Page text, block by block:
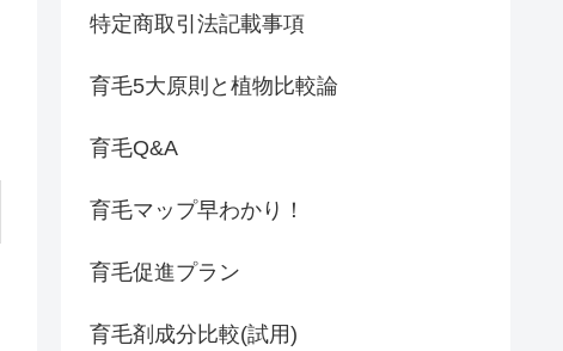
特定商取引法記載事項
育毛5大原則と植物比較論
育毛Q&A
育毛マップ早わかり！
育毛促進プラン
育毛剤成分比較(試用)